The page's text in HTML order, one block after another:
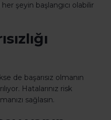
şeyin başlangıcı olabilir
de başarısız olmanın
Hatalarınız risk
sağlasın.